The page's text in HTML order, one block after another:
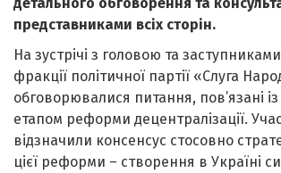
представниками всіх сторін.
На зустрічі з головою та
фракції політичної партії «Слуга
обговорювалися питання, пов’язані
етапом реформи децентралізації.
відзначили консенсус стосовно
цієї реформи – створення в Україні